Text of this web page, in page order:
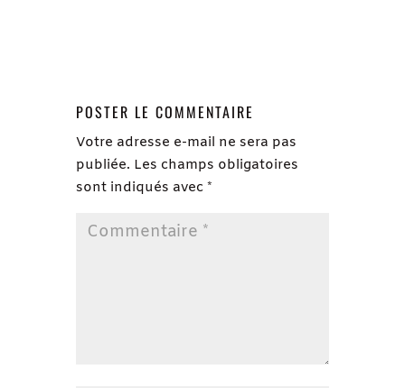
POSTER LE COMMENTAIRE
Votre adresse e-mail ne sera pas
publiée. Les champs obligatoires
sont indiqués avec *